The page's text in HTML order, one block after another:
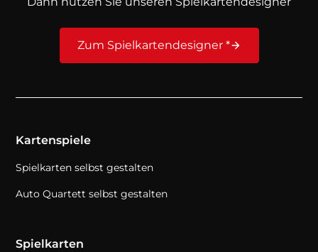
Zum Spielkartendesigner *
Kartenspiele
Spielkarten selbst gestalten
Auto Quartett selbst gestalten
Spielkarten